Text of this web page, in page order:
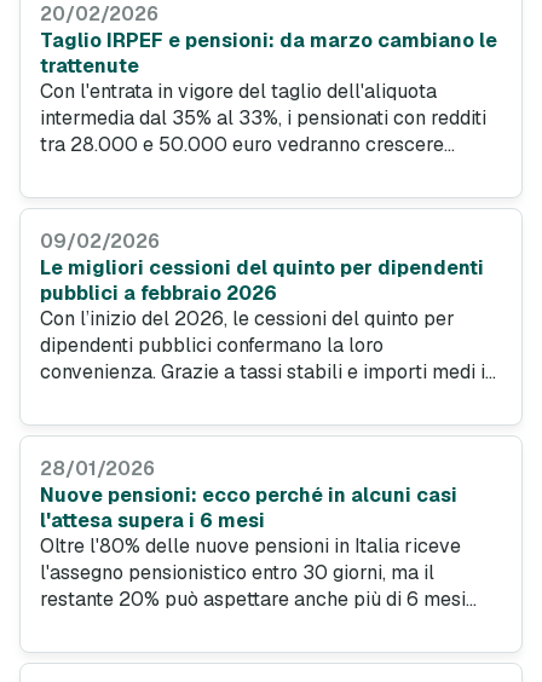
20/02/2026
Taglio IRPEF e pensioni: da marzo cambiano le
trattenute
Con l'entrata in vigore del taglio dell'aliquota
intermedia dal 35% al 33%, i pensionati con redditi
tra 28.000 e 50.000 euro vedranno crescere
beneficeranno allo stesso modo: ecco la mappa
09/02/2026
Le migliori cessioni del quinto per dipendenti
pubblici a febbraio 2026
Con l’inizio del 2026, le cessioni del quinto per
dipendenti pubblici confermano la loro
convenienza. Grazie a tassi stabili e importi medi in
soluzione ideale per le famiglie, garantendo
28/01/2026
Nuove pensioni: ecco perché in alcuni casi
l'attesa supera i 6 mesi
Oltre l'80% delle nuove pensioni in Italia riceve
l'assegno pensionistico entro 30 giorni, ma il
restante 20% può aspettare anche più di 6 mesi
le ragioni di questi ritardi, chi riguardano e come